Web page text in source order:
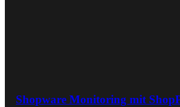
Shopware Monitoring mit